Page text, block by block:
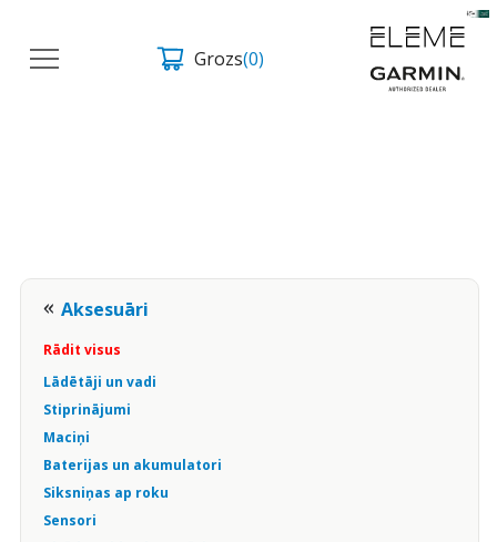
Grozs(0)
Aksesuāri
Rādit visus
Lādētāji un vadi
Stiprinājumi
Maciņi
Baterijas un akumulatori
Siksniņas ap roku
Sensori